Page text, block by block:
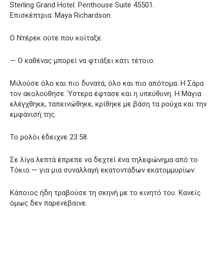
Sterling Grand Hotel. Penthouse Suite 45501.
Επισκέπτρια: Maya Richardson.
Ο Ντέρεκ ούτε που κοίταξε.
— Ο καθένας μπορεί να φτιάξει κάτι τέτοιο.
Μιλούσε όλο και πιο δυνατά, όλο και πιο απότομα. Η Σάρα
τον ακολούθησε. Ύστερα έφτασε και η υπεύθυνη. Η Μάγια
ελέγχθηκε, ταπεινώθηκε, κρίθηκε με βάση τα ρούχα και την
εμφάνισή της.
Το ρολόι έδειχνε 23:58.
Σε λίγα λεπτά έπρεπε να δεχτεί ένα τηλεφώνημα από το
Τόκιο — για μια συναλλαγή εκατοντάδων εκατομμυρίων.
Κάποιος ήδη τραβούσε τη σκηνή με το κινητό του. Κανείς
όμως δεν παρενέβαινε.